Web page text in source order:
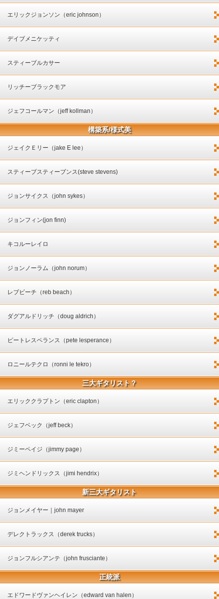
エリックジョンソン（eric johnson）
デイブメニケッティ
スティーブルカサー
リッチーブラックモア
ジェフコールマン（jeff kollman）
構築系/様式美
ジェイクＥリー（jake E lee）
スティーブスティーブンス(steve stevens)
ジョンサイクス（john sykes）
ジョンフィン(jon finn)
キコルーレイロ
ジョンノーラム（john norum）
レブビーチ（reb beach）
ダグアルドリッチ（doug aldrich）
ピートレスペランス（pete lesperance）
ロニールテクロ（ronni le tekro）
三大ギタリスト？
エリッククラプトン（eric clapton）
ジェフベック（jeff beck）
ジミーペイジ（jimmy page）
ジミヘンドリックス（jimi hendrix）
新三大ギタリスト
ジョンメイヤー｜john mayer
デレクトラックス（derek trucks）
ジョンフルシアンテ（john frusciante）
正統派
エドワードヴァンヘイレン（edward van halen）